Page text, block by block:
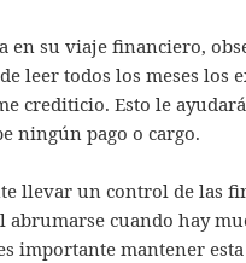
en su viaje financiero,
leer todos los meses los
crediticio. Esto le
ningún pago o cargo.
llevar un control de las
abrumarse cuando hay
importante mantener